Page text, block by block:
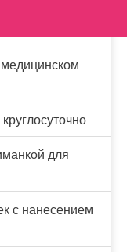
для
с нанесением